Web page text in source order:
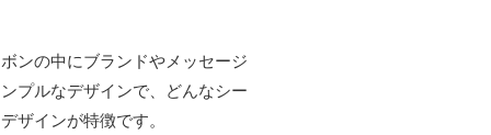
ンの中にブランドやメッセージ
プルなデザインで、どんなシー
ザインが特徴です。